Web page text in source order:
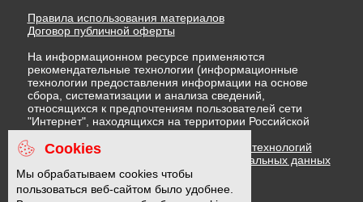
Правила использования материалов
Договор публичной оферты
На информационном ресурсе применяются
рекомендательные технологии (информационные
технологии предоставления информации на основе
сбора, систематизации и анализа сведений,
относящихся к предпочтениям пользователей сети
"Интернет", находящихся на территории Российской
Федерации)
Правила применения рекомендательных технологий
Политика в отношении обработки персональных данных
Политика обработки файлов cookie
Cookies
Мы обрабатываем cookies чтобы
пользоваться веб-сайтом было удобнее.